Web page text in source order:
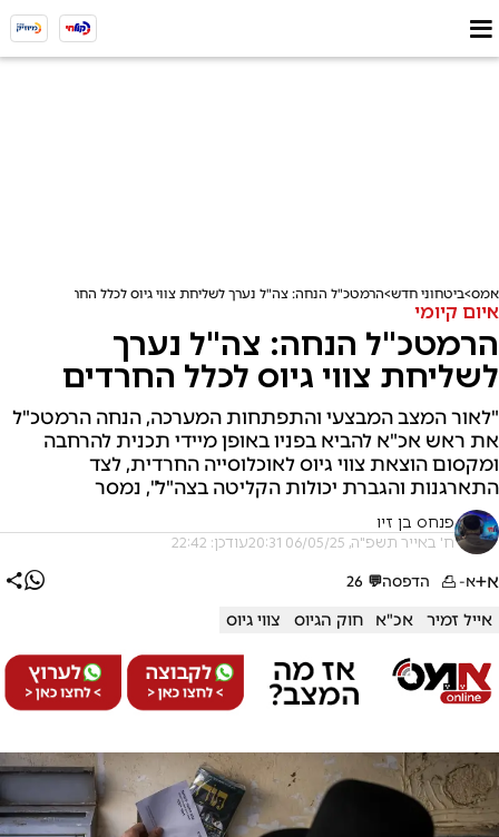
אמס ביטחוני חדש הרמטכ"ל הנחה: צה"ל נערך לשליחת צווי גיוס לכלל החרדים
איום קיומי
הרמטכ"ל הנחה: צה"ל נערך
לשליחת צווי גיוס לכלל החרדים
"לאור המצב המבצעי והתפתחות המערכה, הנחה הרמטכ"ל
את ראש אכ"א להביא בפניו באופן מיידי תכנית להרחבה
ומקסום הוצאת צווי גיוס לאוכלוסייה החרדית, לצד
התארגנות והגברת יכולות הקליטה בצה"ל", נמסר
פנחס בן זיו
ח' באייר תשפ"ה, 06/05/25 20:31 עודכן: 22:42
א+א- הדפסה💬
26
אייל זמיר אכ"א חוק הגיוס צווי גיוס